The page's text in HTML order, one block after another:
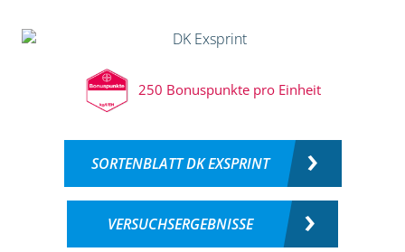
250 Bonuspunkte pro Einheit
SORTENBLATT DK EXSPRINT
VERSUCHSERGEBNISSE